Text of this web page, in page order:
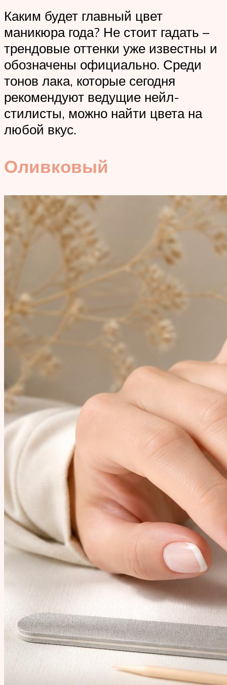
Каким будет главный цвет
маникюра года? Не стоит гадать –
трендовые оттенки уже известны и
обозначены официально. Среди
тонов лака, которые сегодня
рекомендуют ведущие нейл-
стилисты, можно найти цвета на
любой вкус.
Оливковый